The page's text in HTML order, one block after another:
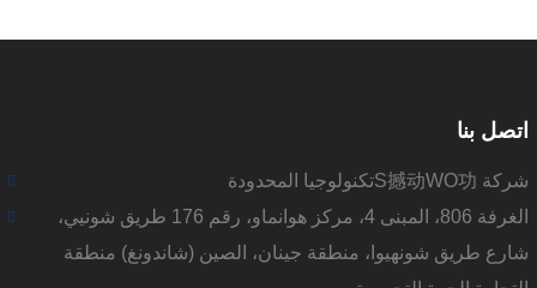
اتصل بنا
شركة S撼动WO功تكنولوجيا المحدودة
الغرفة 806، المبنى 4، مركز هوانماو، رقم 176 طريق شونيي،
شارع طريق شونهيوا، منطقة جينان، الصين (شاندونغ) منطقة